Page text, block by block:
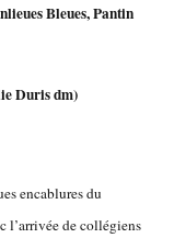
Bleues, Pantin
Duris dm)
encablures du
l’arrivée de collégiens